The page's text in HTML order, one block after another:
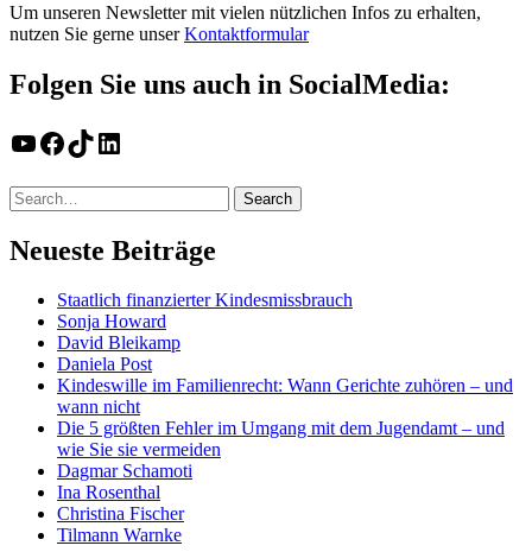
Um unseren Newsletter mit vielen nützlichen Infos zu erhalten,
nutzen Sie gerne unserKontaktformular
Folgen Sie uns auch in SocialMedia:
YouTube
Facebook
TikTokLinkedIn
Neueste Beiträge
Staatlich finanzierter Kindesmissbrauch
Sonja Howard
David Bleikamp
Daniela Post
Kindeswille im Familienrecht: Wann Gerichte zuhören – und
wann nicht
Die 5 größten Fehler im Umgang mit dem Jugendamt – und
wie Sie sie vermeiden
Dagmar Schamoti
Ina Rosenthal
Christina Fischer
Tilmann Warnke